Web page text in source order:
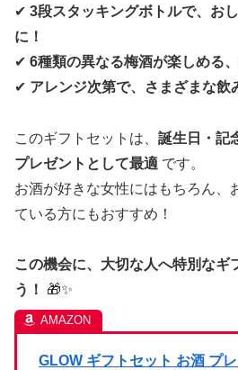
✔ 3段スタッキングボトルで、お
に！
✔ 6種類の異なる梅酒が楽しめる
✔ アレンジ次第で、さまざまな飲
このギフトセットは、 誕生日・記
プレゼントとして最適 です。
お酒が好きな女性にはもちろん、
ている方にもおすすめ！
この機会に、大切な人へ特別なギ
う！
🎁✨
GLOW ギフトセット お酒 プ